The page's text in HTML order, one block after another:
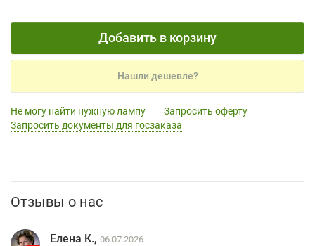
Добавить в корзину
Нашли дешевле?
Не могу найти нужную лампу
Запросить оферту
Запросить документы для госзаказа
Отзывы о нас
Елена К., 06.07.2026